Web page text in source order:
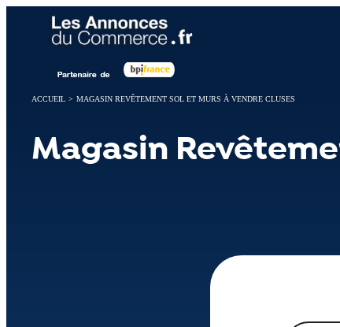
ACCUEIL > MAGASIN REVÊTEMENT SOL ET MURS À VENDRE CLUSES
Magasin
Panneau de gestion des cookies